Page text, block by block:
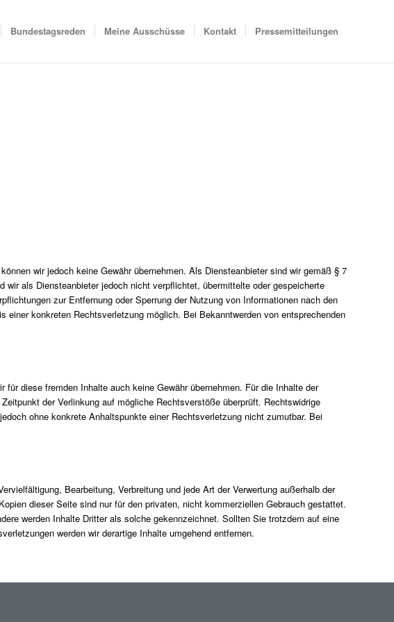
Bundestagsreden Meine Ausschüsse Kontakt Pressemitteilungen
wir jedoch keine Gewähr übernehmen. Als Diensteanbieter sind wir gemäß § 7
als Diensteanbieter jedoch nicht verpflichtet, übermittelte oder gespeicherte
zur Entfernung oder Sperrung der Nutzung von Informationen nach den
konkreten Rechtsverletzung möglich. Bei Bekanntwerden von entsprechenden
diese fremden Inhalte auch keine Gewähr übernehmen. Für die Inhalte der
der Verlinkung auf mögliche Rechtsverstöße überprüft. Rechtswidrige
ohne konkrete Anhaltspunkte einer Rechtsverletzung nicht zumutbar. Bei
Bearbeitung, Verbreitung und jede Art der Verwertung außerhalb der
dieser Seite sind nur für den privaten, nicht kommerziellen Gebrauch gestattet.
werden Inhalte Dritter als solche gekennzeichnet. Sollten Sie trotzdem auf eine
werden wir derartige Inhalte umgehend entfernen.